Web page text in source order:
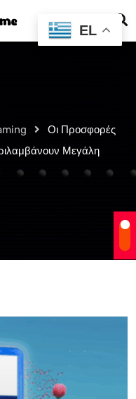
Οι Προσφορές
Μεγάλη
EL